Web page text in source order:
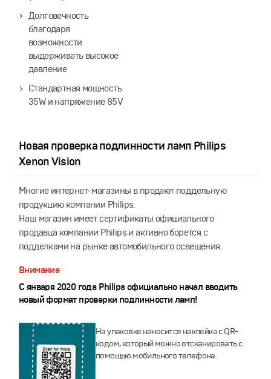
Долговечность
благодаря
возможности
выдерживать высокое
давление
Стандартная мощность
35W и напряжение 85V
Новая проверка подлинности ламп Philips
Xenon Vision
Многие интернет-магазины в продают поддельную
продукцию компании Philips.
Наш магазин имеет сертификаты официального
продавца компании Philips и активно борется с
подделками на рынке автомобильного освещения.
Внимание
С января 2020 года Philips официально начал вводить
новый формат проверки подлинности ламп!
На упаковке наносится наклейка с QR-
кодом, который можно отсканировать с
помощью мобильного телефона.